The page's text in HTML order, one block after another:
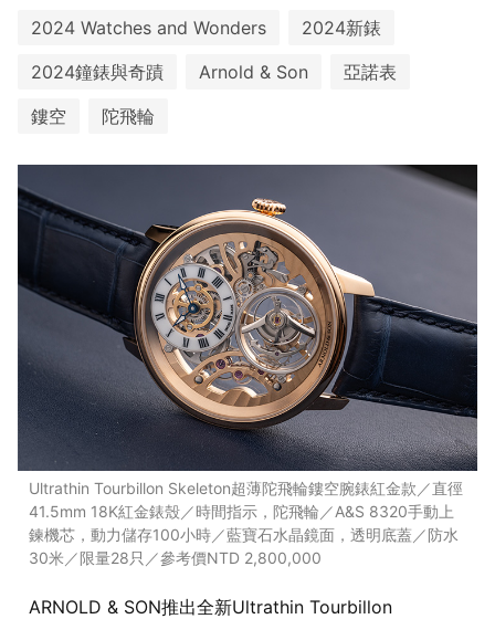
2024 Watches and Wonders
2024新錶
2024鐘錶與奇蹟
Arnold & Son
亞諾表
鏤空
陀飛輪
Ultrathin Tourbillon Skeleton超薄陀飛輪鏤空腕錶紅金款／直徑
41.5mm 18K紅金錶殼／時間指示，陀飛輪／A&S 8320手動上
鍊機芯，動力儲存100小時／藍寶石水晶鏡面，透明底蓋／防水
30米／限量28只／參考價NTD 2,800,000
ARNOLD & SON推出全新Ultrathin Tourbillon